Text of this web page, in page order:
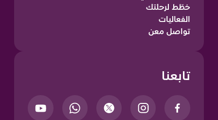
خطّط لرحلتك
الفعاليات
تواصل معن
تابعنا